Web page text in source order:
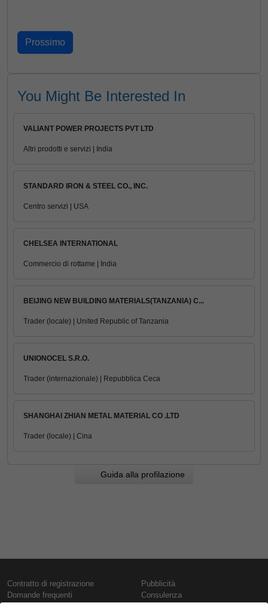
You Might Be Interested In
VALIANT POWER PROJECTS PVT LTD
Altri prodotti e servizi | India
STANDARD IRON & STEEL CO., INC.
Centro servizi | USA
CHELSEA INTERNATIONAL
Commercio di rottame | India
BEIJING NEW BUILDING MATERIALS(TANZANIA) C...
Trader (locale) | United Republic of Tanzania
UNIONOCEL S.R.O.
Trader (internazionale) | Repubblica Ceca
SHANGHAI ZHIAN METAL MATERIAL CO .LTD
Trader (locale) | Cina
Guida alla profilazione
Contratto di registrazione
Domande frequenti
Pubblicità
Consulenza